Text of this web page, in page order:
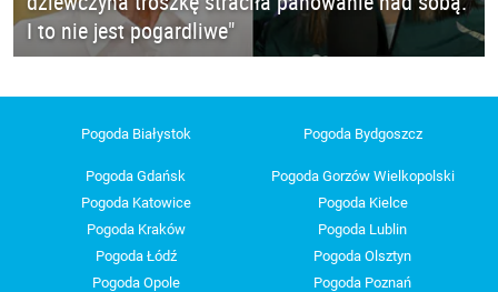
I to nie jest pogardliwe"
Pogoda Białystok Pogoda Bydgoszcz
Pogoda Gdańsk
Pogoda Gorzów Wielkopolski
Pogoda Katowice
Pogoda Kielce
Pogoda Kraków
Pogoda Lublin
Pogoda Łódź
Pogoda Olsztyn
Pogoda Opole
Pogoda Poznań